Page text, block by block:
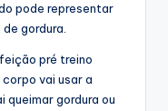
pode representar
gordura.
pré treino
vai usar a
queimar gordura ou